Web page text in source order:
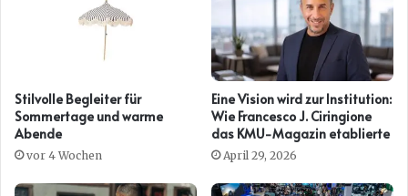
Stilvolle Begleiter für
Sommertage und warme
Abende
vor 4 Wochen
Eine Vision wird zur Institution:
Wie Francesco J. Ciringione
das KMU-Magazin etablierte
April 29, 2026